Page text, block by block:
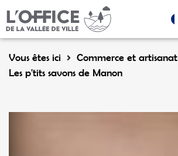
Vous êtes ici Commerce et artisanat
Les p'tits savons de Manon
Panneau de gestion des cookies